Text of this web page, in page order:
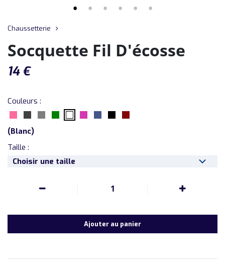
Chaussetterie
Socquette Fil D'écosse
14 €
Couleurs :
(Blanc)
Taille :
Choisir une taille
1
Ajouter au panier